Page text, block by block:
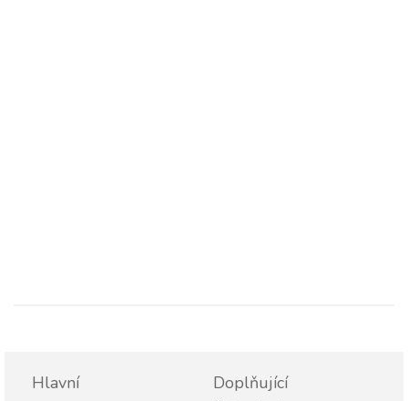
Hlavní Doplňující